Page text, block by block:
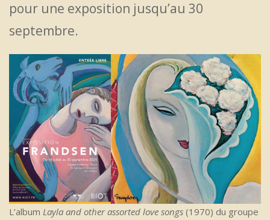
pour une exposition jusqu’au 30
septembre.
L’album Layla and other assorted love songs (1970) du groupe